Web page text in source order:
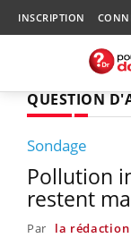
INSCRIPTION
QUESTION
Sondage
Pollution
restent
Par la rédaction